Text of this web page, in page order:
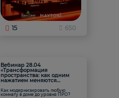
15 650
Вебинар 28.04
«Трансформация
пространства: как одним
нажатием меняются
Как модернизировать любую
комнату в доме до уровня ПРО?